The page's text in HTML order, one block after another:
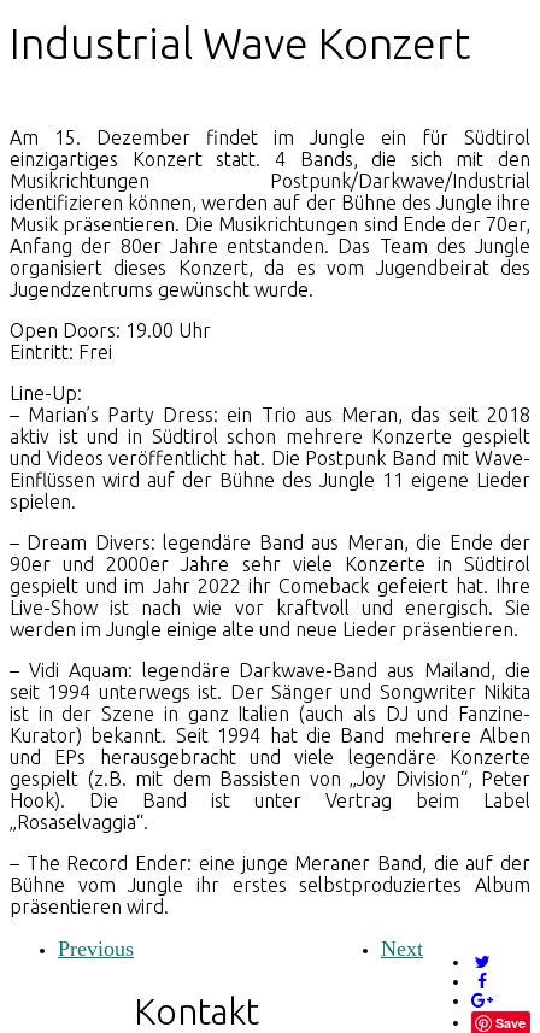
Industrial Wave Konzert
Am 15. Dezember findet im Jungle ein für Südtirol
einzigartiges Konzert statt. 4 Bands, die sich mit den
Musikrichtungen Postpunk/Darkwave/Industrial
identifizieren können, werden auf der Bühne des Jungle ihre
Musik präsentieren. Die Musikrichtungen sind Ende der 70er,
Anfang der 80er Jahre entstanden. Das Team des Jungle
organisiert dieses Konzert, da es vom Jugendbeirat des
Jugendzentrums gewünscht wurde.
Open Doors: 19.00 Uhr
Eintritt: Frei
Line-Up:
– Marian’s Party Dress: ein Trio aus Meran, das seit 2018
aktiv ist und in Südtirol schon mehrere Konzerte gespielt
und Videos veröffentlicht hat. Die Postpunk Band mit Wave-
Einflüssen wird auf der Bühne des Jungle 11 eigene Lieder
spielen.
– Dream Divers: legendäre Band aus Meran, die Ende der
90er und 2000er Jahre sehr viele Konzerte in Südtirol
gespielt und im Jahr 2022 ihr Comeback gefeiert hat. Ihre
Live-Show ist nach wie vor kraftvoll und energisch. Sie
werden im Jungle einige alte und neue Lieder präsentieren.
– Vidi Aquam: legendäre Darkwave-Band aus Mailand, die
seit 1994 unterwegs ist. Der Sänger und Songwriter Nikita
ist in der Szene in ganz Italien (auch als DJ und Fanzine-
Kurator) bekannt. Seit 1994 hat die Band mehrere Alben
und EPs herausgebracht und viele legendäre Konzerte
gespielt (z.B. mit dem Bassisten von „Joy Division“, Peter
Hook). Die Band ist unter Vertrag beim Label
„Rosaselvaggia“.
– The Record Ender: eine junge Meraner Band, die auf der
Bühne vom Jungle ihr erstes selbstproduziertes Album
präsentieren wird.
Save
Previous Next
Kontakt